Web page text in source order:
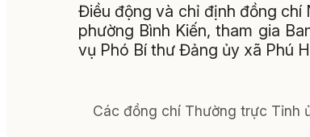
Điều động và chỉ định đồng chí
phường Bình Kiến, tham gia
vụ Phó Bí thư Đảng ủy xã Phú
Các đồng chí Thường trực Tỉnh